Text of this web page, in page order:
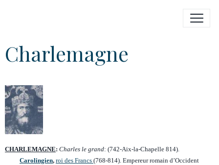
Charlemagne
CHARLEMAGNE: Charles le grand: (742-Aix-la-Chapelle 814).
Carolingien, roi des Francs (768-814). Empereur romain d’Occident